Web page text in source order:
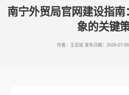
南宁外贸局官网建设指
象的关键
作者：王志旭 发布日期：2026-07-